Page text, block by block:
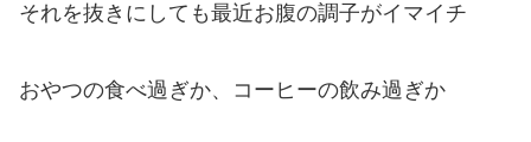
それを抜きにしても最近お腹の調子がイマイチ
おやつの食べ過ぎか、コーヒーの飲み過ぎか